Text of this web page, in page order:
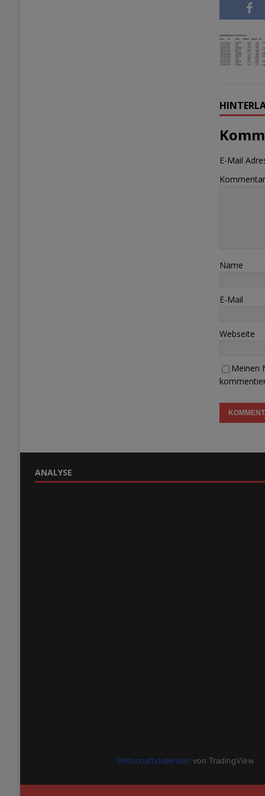
E-Mail
Kommentar
Name
E-Mail
Webseite
Meinen
ANALYSE
Wirtschaftskalender von TradingView